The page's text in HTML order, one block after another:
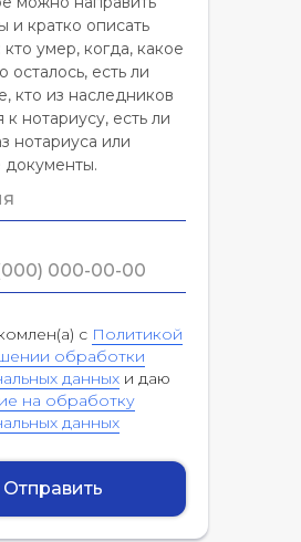
и кратко описать
умер, когда, какое
осталось, есть ли
кто из наследников
к нотариусу, есть ли
нотариуса или
с Политикой
обработки
данных и даю
на обработку
данных
Отправить